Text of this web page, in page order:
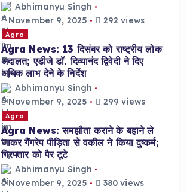
Abhimanyu Singh
November 9, 2025
292 views
Agra
Agra News: 13 दिसंबर को राष्ट्रीय लोक
अदालत; एडीजे डॉ. दिव्यानंद द्विवेदी ने दिए
अधिक लाभ देने के निर्देश
Abhimanyu Singh
November 9, 2025
299 views
Agra
Agra News: समझौता कराने के बहाने ले
जाकर गैंगरेप पीड़िता से वकील ने किया दुष्कर्म;
गिरफ्तार को पैर टूटे
Abhimanyu Singh
November 9, 2025
380 views